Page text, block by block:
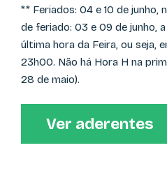
** Feriados: 04 e 10 de junho,
de feriado: 03 e 09 de junho,
última hora da Feira, ou seja,
23h00. Não há Hora H na
28 de maio).
Ver aderentes